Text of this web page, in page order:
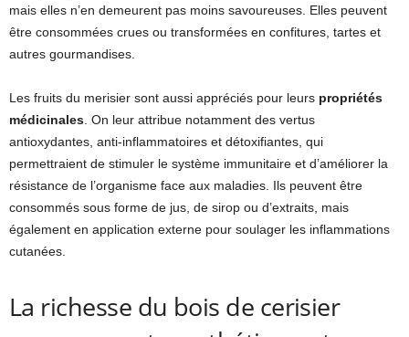
mais elles n’en demeurent pas moins savoureuses. Elles peuvent
être consommées crues ou transformées en confitures, tartes et
autres gourmandises.
Les fruits du merisier sont aussi appréciés pour leurs propriétés
médicinales . On leur attribue notamment des vertus
antioxydantes, anti-inflammatoires et détoxifiantes, qui
permettraient de stimuler le système immunitaire et d’améliorer la
résistance de l’organisme face aux maladies. Ils peuvent être
consommés sous forme de jus, de sirop ou d’extraits, mais
également en application externe pour soulager les inflammations
cutanées.
La richesse du bois de cerisier